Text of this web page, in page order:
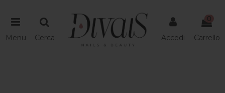
Menu Cerca Accedi
0
Carrello